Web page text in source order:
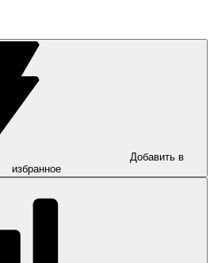
Добавить в
избранное